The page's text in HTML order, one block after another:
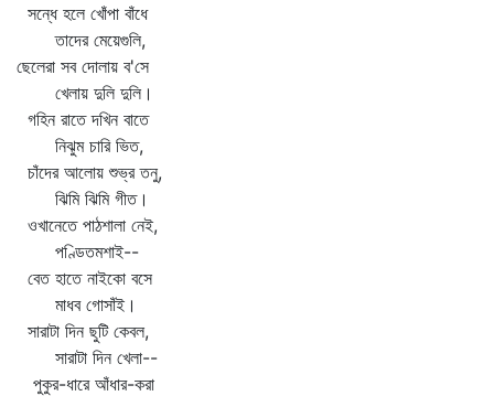
সন্ধে হলে খোঁপা বাঁধে
তাদের মেয়েগুলি,
ছেলেরা সব দোলায় ব'সে
খেলায় দুলি দুলি।
গহিন রাতে দখিন বাতে
নিঝুম চারি ভিত,
চাঁদের আলোয় শুভ্র তনু,
ঝিমি ঝিমি গীত।
ওখানেতে পাঠশালা নেই,
পণ্ডিতমশাই--
বেত হাতে নাইকো বসে
মাধব গোসাঁই।
সারাটা দিন ছুটি কেবল,
সারাটা দিন খেলা--
পুকুর-ধারে আঁধার-করা